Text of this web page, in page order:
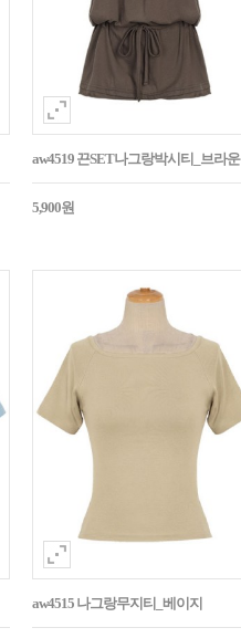
aw4519 끈SET나그랑박시티_브라운
5,900원
aw4515 나그랑무지티_베이지